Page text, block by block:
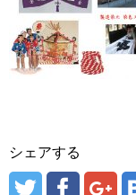
シェアする